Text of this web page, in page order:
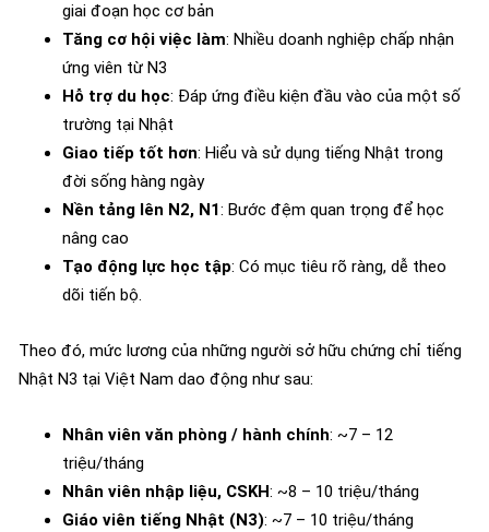
giai đoạn học cơ bản
Tăng cơ hội việc làm: Nhiều doanh nghiệp chấp nhận
ứng viên từ N3
Hỗ trợ du học: Đáp ứng điều kiện đầu vào của một số
trường tại Nhật
Giao tiếp tốt hơn: Hiểu và sử dụng tiếng Nhật trong
đời sống hàng ngày
Nền tảng lên N2, N1: Bước đệm quan trọng để học
nâng cao
Tạo động lực học tập: Có mục tiêu rõ ràng, dễ theo
dõi tiến bộ.
Theo đó, mức lương của những người sở hữu chứng chỉ tiếng
Nhật N3 tại Việt Nam dao động như sau:
Nhân viên văn phòng / hành chính: ~7 – 12
triệu/tháng
Nhân viên nhập liệu, CSKH: ~8 – 10 triệu/tháng
Giáo viên tiếng Nhật (N3): ~7 – 10 triệu/tháng